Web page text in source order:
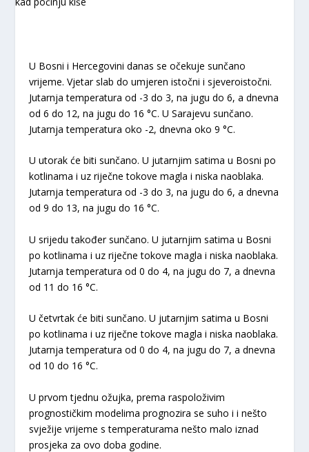
U Bosni i Hercegovini danas se očekuje sunčano
vrijeme. Vjetar slab do umjeren istočni i sjeveroistočni.
Jutarnja temperatura od -3 do 3, na jugu do 6, a dnevna
od 6 do 12, na jugu do 16 °C. U Sarajevu sunčano.
Jutarnja temperatura oko -2, dnevna oko 9 °C.
U utorak će biti sunčano. U jutarnjim satima u Bosni po
kotlinama i uz riječne tokove magla i niska naoblaka.
Jutarnja temperatura od -3 do 3, na jugu do 6, a dnevna
od 9 do 13, na jugu do 16 °C.
U srijedu također sunčano. U jutarnjim satima u Bosni
po kotlinama i uz riječne tokove magla i niska naoblaka.
Jutarnja temperatura od 0 do 4, na jugu do 7, a dnevna
od 11 do 16 °C.
U četvrtak će biti sunčano. U jutarnjim satima u Bosni
po kotlinama i uz riječne tokove magla i niska naoblaka.
Jutarnja temperatura od 0 do 4, na jugu do 7, a dnevna
od 10 do 16 °C.
U prvom tjednu ožujka, prema raspoloživim
prognostičkim modelima prognozira se suho i i nešto
svježije vrijeme s temperaturama nešto malo iznad
prosjeka za ovo doba godine.